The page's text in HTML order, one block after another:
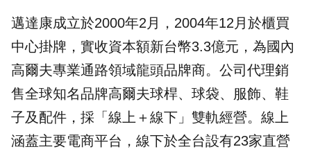
邁達康成立於2000年2月，2004年12月於櫃買
中心掛牌，實收資本額新台幣3.3億元，為國內
高爾夫專業通路領域龍頭品牌商。公司代理銷
售全球知名品牌高爾夫球桿、球袋、服飾、鞋
子及配件，採「線上＋線下」雙軌經營。線上
涵蓋主要電商平台，線下於全台設有23家直營